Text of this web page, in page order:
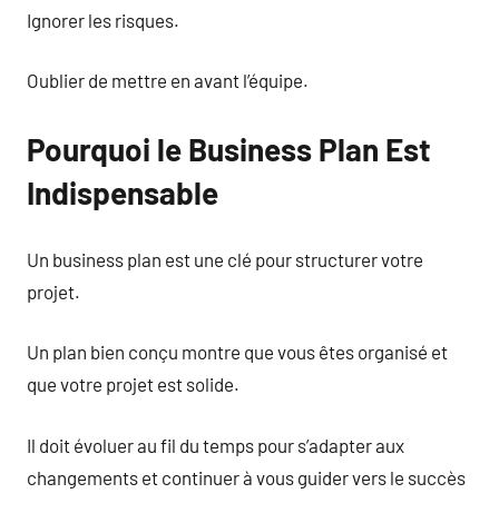
Ignorer les risques.
Oublier de mettre en avant l’équipe.
Pourquoi le Business Plan Est
Indispensable
Un business plan est une clé pour structurer votre
projet.
Un plan bien conçu montre que vous êtes organisé et
que votre projet est solide.
Il doit évoluer au fil du temps pour s’adapter aux
changements et continuer à vous guider vers le succès